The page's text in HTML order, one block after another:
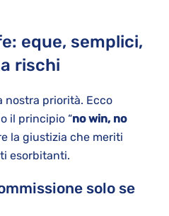
eque, semplici,
rischi
nostra priorità. Ecco
il principio “no win, no
la giustizia che meriti
esorbitanti.
solo se